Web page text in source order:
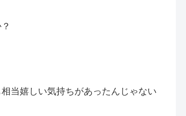
当嬉しい気持ちがあったんじゃない